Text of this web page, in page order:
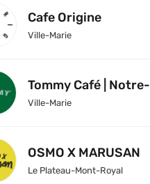
Cafe Origine
Ville-Marie
Tommy Café |
Ville-Marie
OSMO X MARUSAN
Le Plateau-Mont-Royal